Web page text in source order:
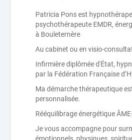
Patricia Pons est
psychothérapeute EMDR,
à Bouleternère
Au cabinet ou en visio-
Infirmière diplômée d'État,
par la Fédération Française
Ma démarche thérapeutique
personnalisée.
Rééquilibrage énergétique
Je vous accompagne pour